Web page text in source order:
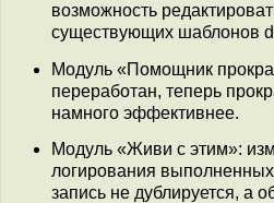
возможность
существующих шаблонов
Модуль «Помощник
переработан, теперь
намного эффективнее.
Модуль «Живи с этим»:
логирования
запись не дублируется, а